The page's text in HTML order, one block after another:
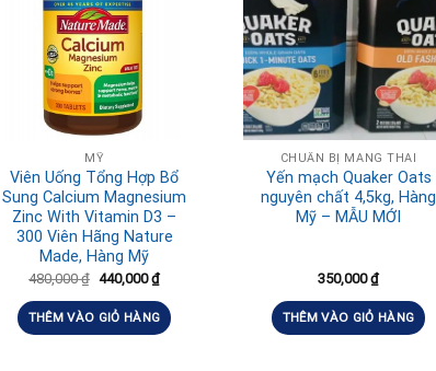
MỸ
Viên Uống Tổng Hợp Bổ
Sung Calcium Magnesium
Zinc With Vitamin D3 –
300 Viên Hãng Nature
Made, Hàng Mỹ
480,000₫ 440,000₫
THÊM VÀO GIỎ HÀNG
CHUẨN BỊ MANG THAI
Yến mạch Quaker Oats
nguyên chất 4,5kg, Hàng
Mỹ – MẪU MỚI
350,000₫
THÊM VÀO GIỎ HÀNG